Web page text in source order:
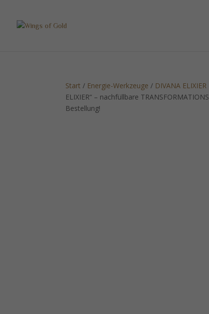
Start / Energie-Werkzeuge / DIVANA
ELIXIER“ – nachfüllbare
Bestellung!